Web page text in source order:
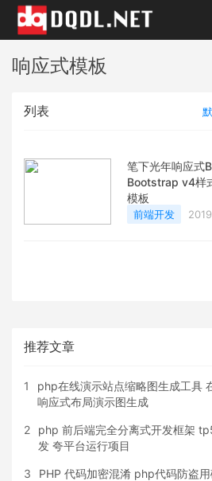
响应式模板
列表
笔下光年响应式
Bootstrap v4样
模板
前端开发
推荐文章
1
php在线演示站点缩略图生成工具
响应式布局演示图生成
2
php 前后端完全分离式开发框架
发 夸平台运行项目
3
PHP 代码加密混淆 php代码防盗